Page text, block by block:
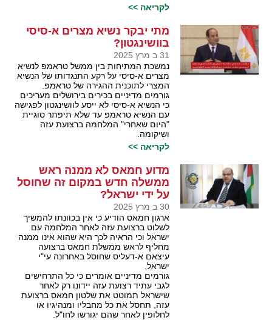
לקריאה >>
מתי יבקר נשיא מצרים א-סיסי
בוושינגטון?
31 ב מרץ 2025
נמשכת המתיחות בין ממשל טראמפ לנשיא
מצרים א-סיסי על רקע התנגדותו של הנשיא
המצרי לתוכנית ההגירה של טראמפ.
גורמים מדיניים בכירים בירושלים מעריכים
כי הנשיא א-סיסי לא ייסע לוושינגטון לפגישה
עם הנשיא טראמפ עד שלא תיפתר סוגיית
"היום שאחרי" המלחמה ברצועת עזה
ושיקומה.
לקריאה >>
מדוע חמאס לא ממנה ראש
ממשלה חדש במקום זה שחוסל
על ידי ישראל?
30 ב מרץ 2025
ארגון חמאס הודיע כי אין בכוונתו להמשיך
לשלוט ברצועת עזה לאחר המלחמה עם
ישראל וכי הראיה לכך היא שהוא אינו ממנה
מחליף לראש ממשלת חמאס ברצועה
עיצאם א-דעליס שחוסל באחרונה עי"י
ישראל.
גורמים מדיניים אומרים כי כל התרחישים
לגבי עתיד רצועת עזה יידונו רק לאחר
שישראל תמוטט את שלטון חמאס ברצועת
עזה, תחסל את כל מחבליו ומנהיגיו או
לחלופין לאחר שהם יגורשו לחו"ל.